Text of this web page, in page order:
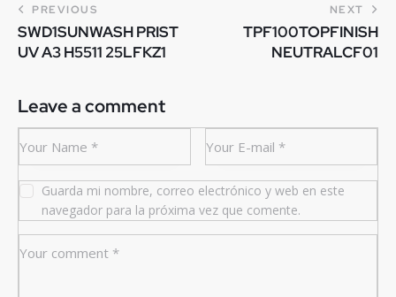
PREVIOUS
SWD1SUNWASH PRIST
UV A3 H5511 25LFKZ1
NEXT
TPF100TOPFINISH
NEUTRALCF01
Leave a comment
Guarda mi nombre, correo electrónico y web en este
navegador para la próxima vez que comente.